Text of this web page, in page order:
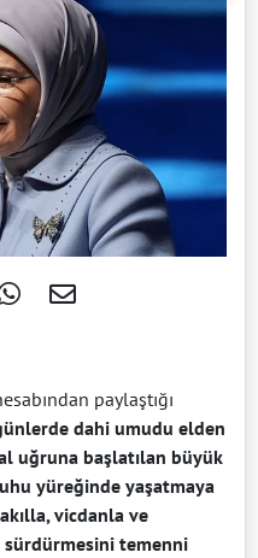
paylaştığı
dahi umudu elden
uğruna başlatılan büyük
yüreğinde yaşatmaya
vicdanla ve
sürdürmesini temenni